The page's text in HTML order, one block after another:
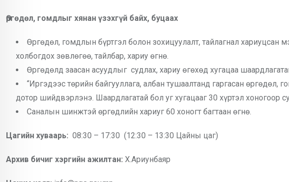
Өргөдөл, гомдлыг хянан үзэхгүй байх, буцаах
Өргөдөл, гомдлын бүртгэл болон зохицуулалт, тайлагнал
холбогдох зөвлөгөө, тайлбар, хариу өгнө.
Өргөдөлд заасан асуудлыг судлах, хариу өгөхөд хугацаа
“Иргэдээс төрийн байгууллага, албан тушаалтанд гаргасан
дотор шийдвэрлэнэ. Шаардлагатай бол уг хугацааг 30 хүртэл хоногоор
Саналын шинжтэй өргөдлийн хариуг 60 хоногт багтаан өгнө.
Цагийн хуваарь: 08:30 – 17:30 (12:30 – 13:30 Цайны цаг)
Архив бичиг хэргийн ажилтан: Х.Ариунбаяр